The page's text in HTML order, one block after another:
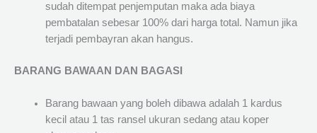
sudah ditempat penjemputan maka ada biaya
pembatalan sebesar 100% dari harga total. Namun jika
terjadi pembayran akan hangus.
BARANG BAWAAN DAN BAGASI
Barang bawaan yang boleh dibawa adalah 1 kardus
kecil atau 1 tas ransel ukuran sedang atau koper